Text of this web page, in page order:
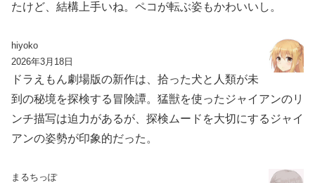
たけど、結構上手いね。ペコが転ぶ姿もかわいいし。
hiyoko
2026年3月18日
ドラえもん劇場版の新作は、拾った犬と人類が未
到の秘境を探検する冒険譚。猛獣を使ったジャイアンのリ
ンチ描写は迫力があるが、探検ムードを大切にするジャイ
アンの姿勢が印象的だった。
まるちっぽ